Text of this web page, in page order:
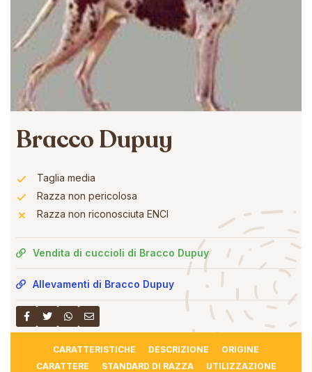
Bracco Dupuy
Taglia media
Razza non pericolosa
Razza non riconosciuta ENCI
Vendita di cuccioli di Bracco Dupuy
Allevamenti di Bracco Dupuy
CARATTERISTICHE DESCRIZIONE
ORIGINE
CARATTERE
STANDARD DI RAZZA
UTILIZZAZIONE